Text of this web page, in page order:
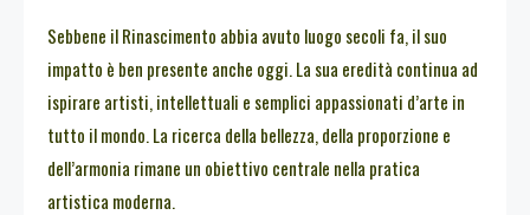
Sebbene il Rinascimento abbia avuto luogo secoli fa, il suo
impatto è ben presente anche oggi. La sua eredità continua ad
ispirare artisti, intellettuali e semplici appassionati d’arte in
tutto il mondo. La ricerca della bellezza, della proporzione e
dell’armonia rimane un obiettivo centrale nella pratica
artistica moderna.